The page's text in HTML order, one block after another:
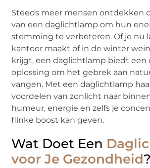
Steeds meer mensen ontdekken
van een daglichtlamp om hun
stemming te verbeteren. Of je nu
kantoor maakt of in de winter
krijgt, een daglichtlamp biedt een
oplossing om het gebrek aan
vangen. Met een daglichtlamp
voordelen van zonlicht naar
humeur, energie en zelfs je
flinke boost kan geven.
Wat Doet Een
voor Je Gezondheid?